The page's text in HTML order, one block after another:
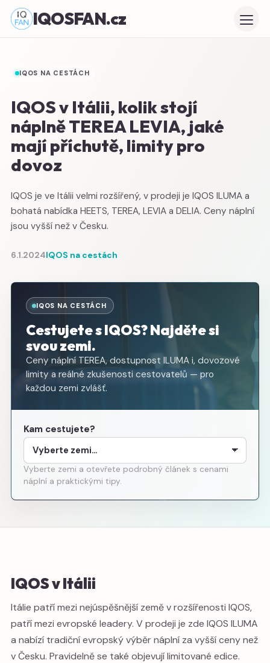
IQOSFAN.cz
IQOS NA CESTÁCH
IQOS v Itálii, kolik stojí
náplně TEREA LEVIA, jaké
mají příchutě, limity pro
dovoz
IQOS je ve Itálii velmi rozšířený, v prodeji je IQOS ILUMA a
bohatá nabídka HEETS, TEREA, LEVIA a DELIA. Ceny náplní
jsou vyšší než v Česku.
6.1.2024IQOS na cestách
IQOS NA CESTÁCH
Cestujete s IQOS? Najděte si
svou zemi.
Ceny náplní TEREA, dostupnost ILUMA i, dovozové
limity a reálné zkušenosti cestovatelů — pro
každou zemi zvlášť.
Kam cestujete?
Vyberte zemi a otevřete podrobný článek s cenami
náplní a praktickými tipy.
IQOS v Itálii
Itálie patří mezi nejúspěšnější země v rozšířenosti IQOS,
patří mezi evropské leadery. V prodeji je zde IQOS ILUMA
a nabízí tradiční evropský výběr náplní za vyšší ceny než
v Česku. Pravidelně se také objevují limitované edice.